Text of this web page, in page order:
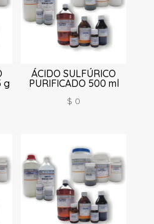
g
ÁCIDO SULFÚRICO
PURIFICADO 500 ml
$ 0